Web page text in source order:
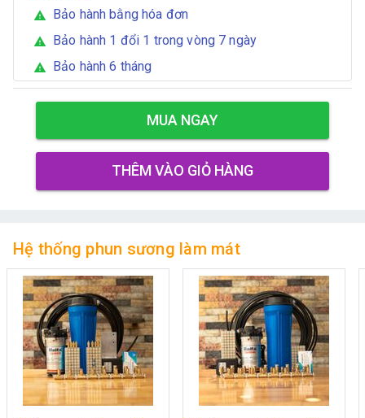
warning Bảo hành bằng hóa đơn
warning Bảo hành 1 đổi 1 trong vòng 7 ngày
warning Bảo hành 6 tháng
MUA NGAY
THÊM VÀO GIỎ HÀNG
Hệ thống phun sương làm mát